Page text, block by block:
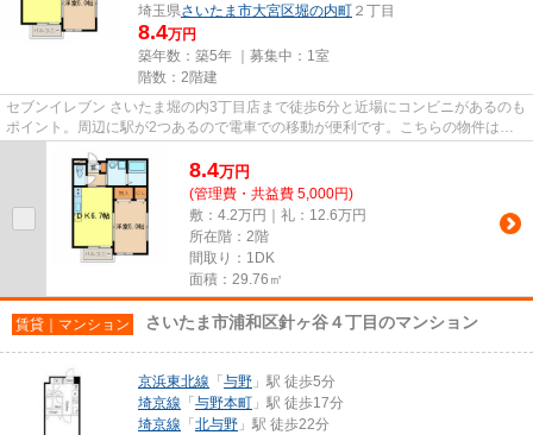
埼玉県さいたま市大宮区堀の内町 ２丁目
8.4万円
築年数：築5年 ｜募集中： 1室
階数：2階建
セブンイレブン さいたま堀の内3丁目店まで徒歩6分と近場にコンビニがあるのも
ポイント。周辺に駅が2つあるので電車での移動が便利です。こちらの物件はア
8.4万円
(管理費・共益費 5,000円)
敷：4.2万円｜礼：12.6万円
所在階：2階
間取り：1DK
面積：29.76㎡
賃貸｜マンション さいたま市浦和区針ヶ谷４丁目のマンション
京浜東北線 「 与野 」駅 徒歩5分
埼京線 「 与野本町 」駅 徒歩17分
埼京線 「 北与野 」駅 徒歩22分